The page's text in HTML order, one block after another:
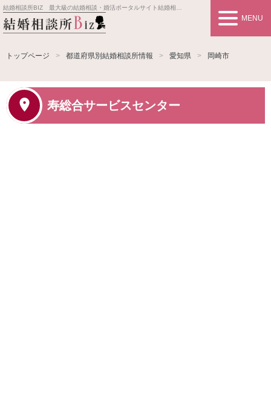
結婚相談所BIZ 最大級の結婚相談・婚活ポータルサイト結婚相談所事業者情報や婚活お見合いの悩み、対策を紹介します。
MENU
トップページ 都道府県別結婚相談所情報 愛知県 岡崎市
寿総合サービスセンター